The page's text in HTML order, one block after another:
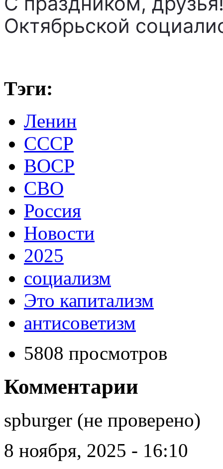
Октябрьской
Тэги:
Ленин
СССР
ВОСР
СВО
Россия
Новости
2025
социализм
Это капитализм
антисоветизм
5808 просмотров
Комментарии
spburger (не проверено)
8 ноября, 2025 - 16:10